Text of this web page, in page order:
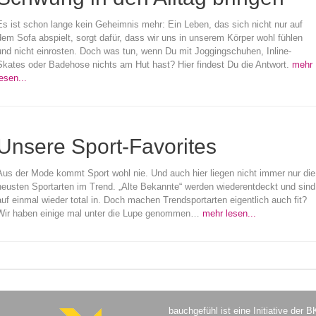
ist schon lange kein Geheimnis mehr: Ein Leben, das sich nicht nur auf
Sofa abspielt, sorgt dafür, dass wir uns in unserem Körper wohl fühlen
nicht einrosten. Doch was tun, wenn Du mit Joggingschuhen, Inline-
oder Badehose nichts am Hut hast? Hier findest Du die Antwort. mehr
Sport-Favorites
der Mode kommt Sport wohl nie. Und auch hier liegen nicht immer nur die
Sportarten im Trend. „Alte Bekannte“ werden wiederentdeckt und sind
einmal wieder total in. Doch machen Trendsportarten eigentlich auch fit?
haben einige mal unter die Lupe genommen… mehr lesen...
bauchgefühl ist eine Initiative der